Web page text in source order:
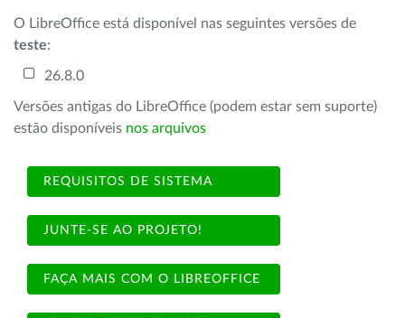
O LibreOffice está disponível nas seguintes versões de
teste:
26.8.0
Versões antigas do LibreOffice (podem estar sem suporte)
estão disponíveis nos arquivos
REQUISITOS DE SISTEMA
JUNTE-SE AO PROJETO!
FAÇA MAIS COM O LIBREOFFICE